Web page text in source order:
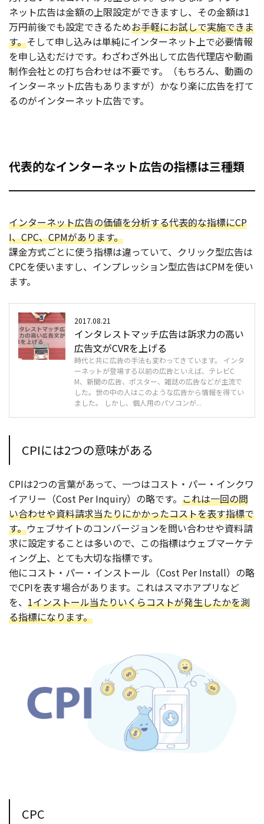
ネット広告は金額の上限設定ができますし、その金額は1
万円前後でも設定できるためお手軽にお試しで実施できま
す。そして申し込みは単純にインターネット上で必要情報
を申し込むだけです。わざわざ外出して広告代理店や動画
制作会社との打ち合わせは不要です。（もちろん、動画の
インターネット広告もありますが）かなり楽に広告を打て
るのがインターネット広告です。
代表的なインターネット広告の指標は三種類
インターネット広告の価値を分析する代表的な指標にCP
I、CPC、CPMがあります。
課金方式ごとに使う指標は違っていて、クリック型広告は
CPCを使いますし、インプレッション型広告はCPMを使い
ます。
2017.08.21
インタレストマッチ広告は訴求力の高い
広告文がCVRを上げる
時代と共に広告の手法も変わってきています。 インタ
ーネットが登場する以前の広告といえば、テレビC
M、新聞の広告、ポスター、雑誌の広告などが主流で
した。世の中の人はこのような広告から情報を得てい
ました。 しかし、個人用のパソコンが...
CPIには2つの意味がある
CPIは2つの言葉があって、一つはコスト・パー・インクワ
イアリー（Cost Per Inquiry）の略です。 これは一回の問
い合わせや資料請求当たりにかかったコストを表す指標で
す。ウェブサイトのコンバージョンを問い合わせや資料請
求に設定することは多いので、この指標はウェブマーケテ
ィング上、とても大切な指標です。
他にコスト・パー・インストール（Cost Per Install）の略
でCPIを表す場合があります。これはスマホアプリなど
を、 1インストール当たりいくらコストが発生したかを測
る指標になります。
CPC